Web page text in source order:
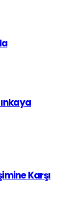
Karşı